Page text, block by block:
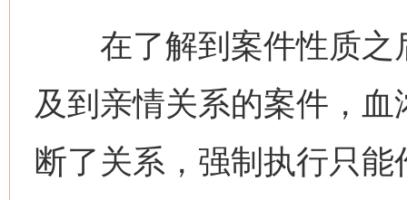
在了解到案件性质之
及到亲情关系的案件，
断了关系，强制执行只